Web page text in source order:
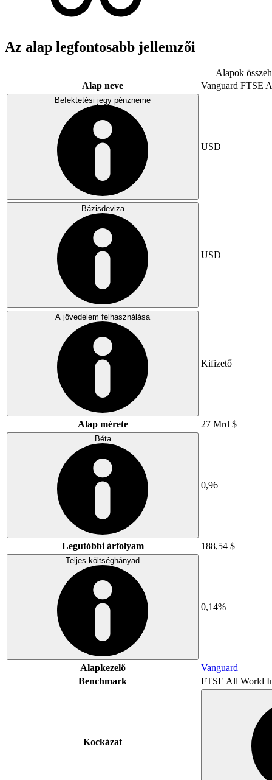
Az alap legfontosabb jellemzői
Alapok
Alap neve
Vanguard FTSE
Befektetési jegy pénzneme
USD
Bázisdeviza
USD
A jövedelem felhasználása
Kifizető
Alap mérete 27 Mrd $
Béta
0,96
Legutóbbi árfolyam 188,54 $
Teljes költséghányad
0,14%
Alapkezelő
Vanguard
Benchmark
FTSE All World
Kockázat